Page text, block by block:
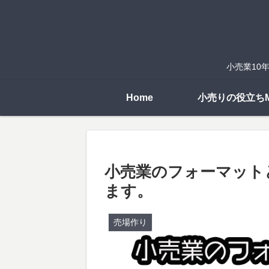
小売業10
Home 小売りの役立ち
小売業のフォーマッ
ます。
売場作り